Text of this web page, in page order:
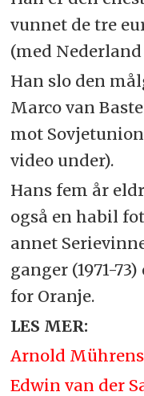
vunnet de tre
(med Nederland
Han slo den
Marco van
mot
video under).
Hans fem år
også en habil
annet
ganger (1971-
for Oranje.
LES MER:
Arnold
Edwin van der